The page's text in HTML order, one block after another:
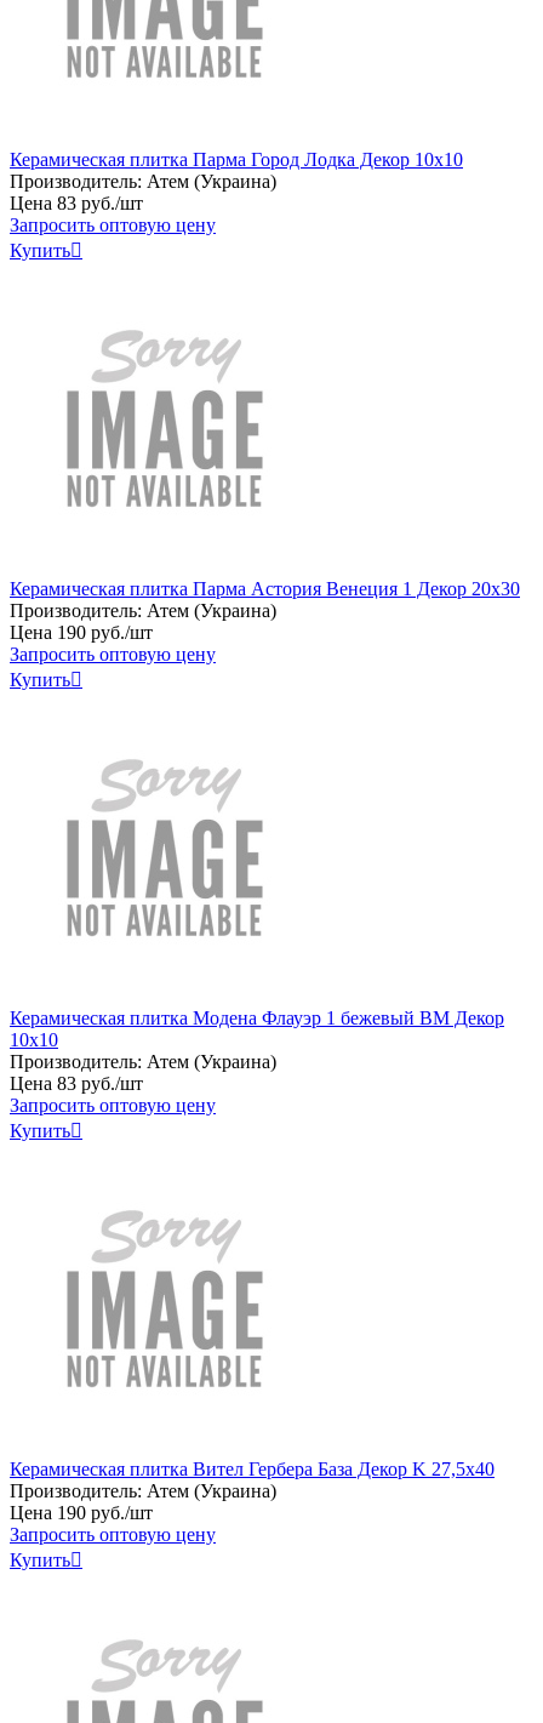
Керамическая плитка Парма Город Лодка Декор 10х10
Производитель: Атем (Украина)
Цена 83 руб./шт
Запросить оптовую цену
Купить
Керамическая плитка Парма Астория Венеция 1 Декор 20х30
Производитель: Атем (Украина)
Цена 190 руб./шт
Запросить оптовую цену
Купить
Керамическая плитка Модена Флауэр 1 бежевый BM Декор
10х10
Производитель: Атем (Украина)
Цена 83 руб./шт
Запросить оптовую цену
Купить
Керамическая плитка Вител Гербера База Декор K 27,5х40
Производитель: Атем (Украина)
Цена 190 руб./шт
Запросить оптовую цену
Купить